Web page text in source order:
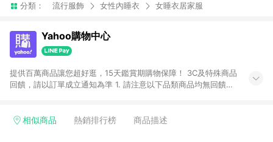
分類： 流行服飾 女性內睡衣 女睡衣居家服
Yahoo購物中心
提供百萬商品讓您超好逛，15天鑑賞期購物保障！ 3C及特殊商品
回饋，請以訂單成立通知為準 1. 請注意以下品類商品均無回饋：
電玩/遊戲/相機/單眼/鏡頭/拍立得 [2024/6/1起適用] -內接硬
相似商品 熱銷排行榜 商品描述